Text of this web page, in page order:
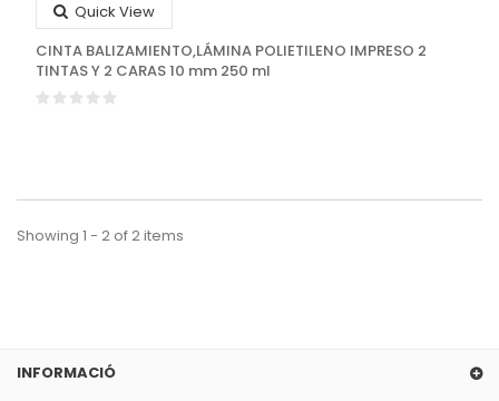
Quick View
CINTA BALIZAMIENTO,LÁMINA POLIETILENO IMPRESO 2
TINTAS Y 2 CARAS 10 mm 250 ml
Showing 1 - 2 of 2 items
INFORMACIÓ